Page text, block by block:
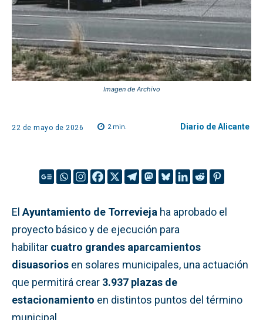
Imagen de Archivo
22 de mayo de 2026 2min. Diario de Alicante
El Ayuntamiento de Torrevieja ha aprobado el
proyecto básico y de ejecución para
habilitar cuatro grandes aparcamientos
disuasorios en solares municipales, una actuación
que permitirá crear 3.937 plazas de
estacionamiento en distintos puntos del término
municipal.